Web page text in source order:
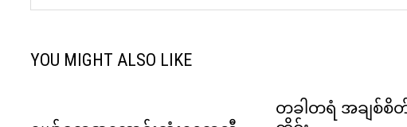
YOU MIGHT ALSO LIKE
တခါတရံ အချစ်စိ